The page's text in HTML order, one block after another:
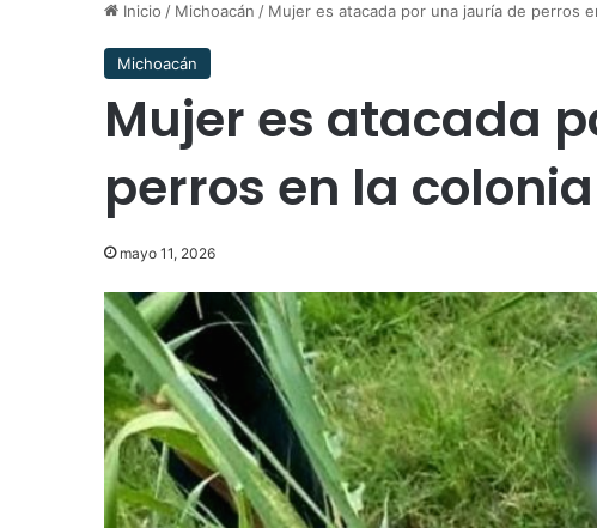
Inicio / Michoacán / Mujer es atacada por una jauría de perros
Michoacán
Mujer es atacada
perros en la
mayo 11, 2026